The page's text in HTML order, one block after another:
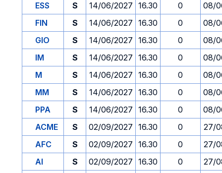
ESS
S 14/06/2027 16.30 0
08/
FIN
S 14/06/2027 16.30 0
08/
GIO
S 14/06/2027 16.30 0
08/
IM
S 14/06/2027 16.30 0
08/
M
S 14/06/2027 16.30 0
08/
MM
S 14/06/2027 16.30 0
08/
PPA
S 14/06/2027 16.30 0
08/
ACME
S 02/09/2027 16.30 0
27/
AFC
S 02/09/2027 16.30 0
27/
AI
S 02/09/2027 16.30 0 27/